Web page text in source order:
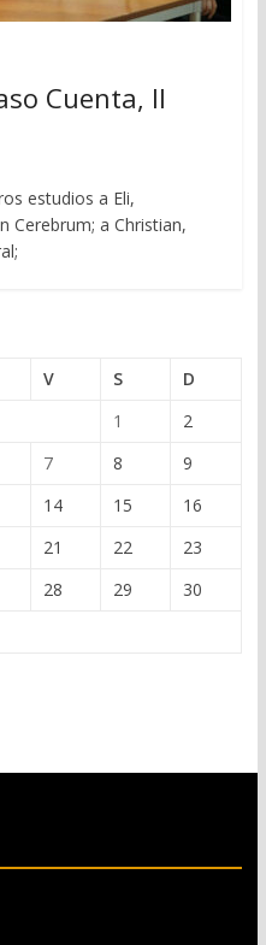
Cuenta, II
estudios a Eli,
Cerebrum; a Christian,
V S
D
1
2
7 8
9
14 15
16
21 22
23
28 29
30